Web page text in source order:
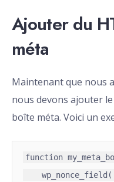
Ajouter du
méta
Maintenant que nous
nous devons ajouter
boîte méta. Voici un
function